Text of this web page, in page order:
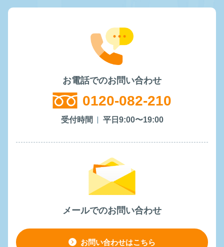
お電話でのお問い合わせ
0120-082-210
受付時間 平日9:00〜19:00
メールでのお問い合わせ
お問い合わせはこちら